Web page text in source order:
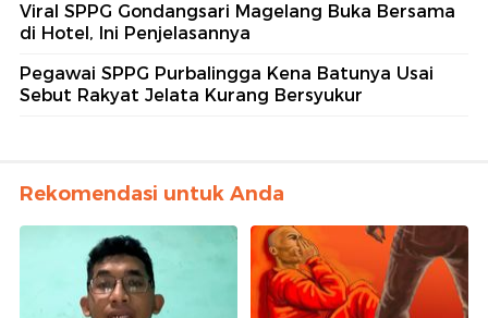
Viral SPPG Gondangsari Magelang Buka Bersama
di Hotel, Ini Penjelasannya
Pegawai SPPG Purbalingga Kena Batunya Usai
Sebut Rakyat Jelata Kurang Bersyukur
Rekomendasi untuk Anda